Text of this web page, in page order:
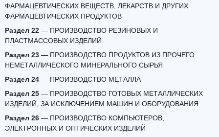
ФАРМАЦЕВТИЧЕСКИХ ВЕЩЕСТВ, ЛЕКАРСТВ И ДРУГИХ
ФАРМАЦЕВТИЧЕСКИХ ПРОДУКТОВ
Раздел 22 — ПРОИЗВОДСТВО РЕЗИНОВЫХ И
ПЛАСТМАССОВЫХ ИЗДЕЛИЙ
Раздел 23 — ПРОИЗВОДСТВО ПРОДУКТОВ ИЗ ПРОЧЕГО
НЕМЕТАЛЛИЧЕСКОГО МИНЕРАЛЬНОГО СЫРЬЯ
Раздел 24 — ПРОИЗВОДСТВО МЕТАЛЛА
Раздел 25 — ПРОИЗВОДСТВО ГОТОВЫХ МЕТАЛЛИЧЕСКИХ
ИЗДЕЛИЙ, ЗА ИСКЛЮЧЕНИЕМ МАШИН И ОБОРУДОВАНИЯ
Раздел 26 — ПРОИЗВОДСТВО КОМПЬЮТЕРОВ,
ЭЛЕКТРОННЫХ И ОПТИЧЕСКИХ ИЗДЕЛИЙ